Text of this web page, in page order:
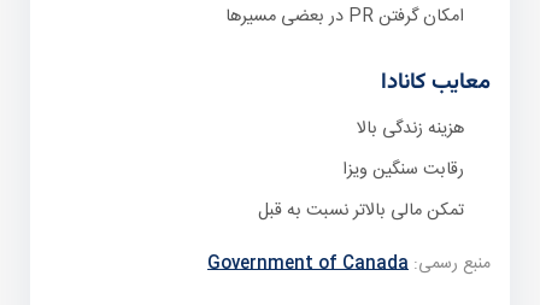
امکان گرفتن PR در بعضی مسیرها
معایب کانادا
هزینه زندگی بالا
رقابت سنگین ویزا
تمکن مالی بالاتر نسبت به قبل
منبع رسمی: Government of Canada